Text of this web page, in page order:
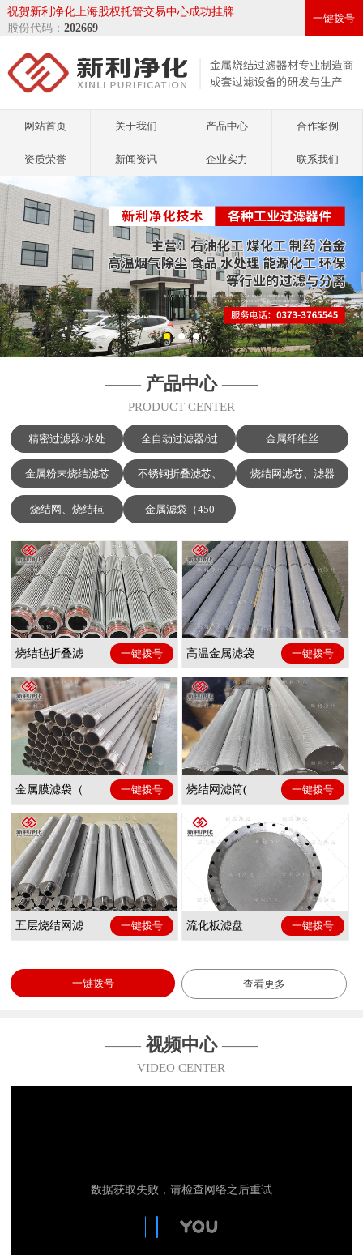
祝贺新利净化上海股权托管交易中心成功挂牌
股份代码： 202669
一键拨号
网站首页 关于我们 产品中心 合作案例
资质荣誉 新闻资讯 企业实力 联系我们
—— 产品中心——
PRODUCT CENTER
精密过滤器/水处 全自动过滤器/过 金属纤维丝
金属粉末烧结滤芯 不锈钢折叠滤芯、 烧结网滤芯、滤器
烧结网、烧结毡 金属滤袋（450
烧结毡折叠滤 一键拨号 高温金属滤袋 一键拨号
金属膜滤袋（ 一键拨号 烧结网滤筒( 一键拨号
五层烧结网滤 一键拨号 流化板滤盘 一键拨号
一键拨号 查看更多
—— 视频中心——
VIDEO CENTER